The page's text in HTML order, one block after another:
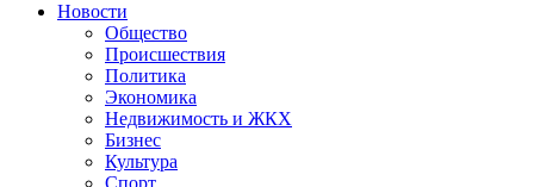
Новости
Общество
Происшествия
Политика
Экономика
Недвижимость и ЖКХ
Бизнес
Культура
Спорт